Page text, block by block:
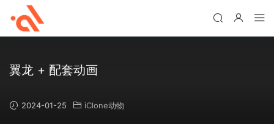
翼龙 + 配套动画
2024-01-25 iClone动物